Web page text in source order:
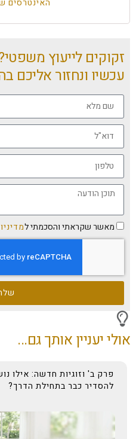
האינטרסים
זקוקים לייעוץ
עכשיו ונחזור אליכם
מאשר שקראתי והסכמתי ל
אולי יעניין אותך גם...
פרק ב' וזוגיות חדשה: אילו
להסדיר כבר בתחילת הדרך?